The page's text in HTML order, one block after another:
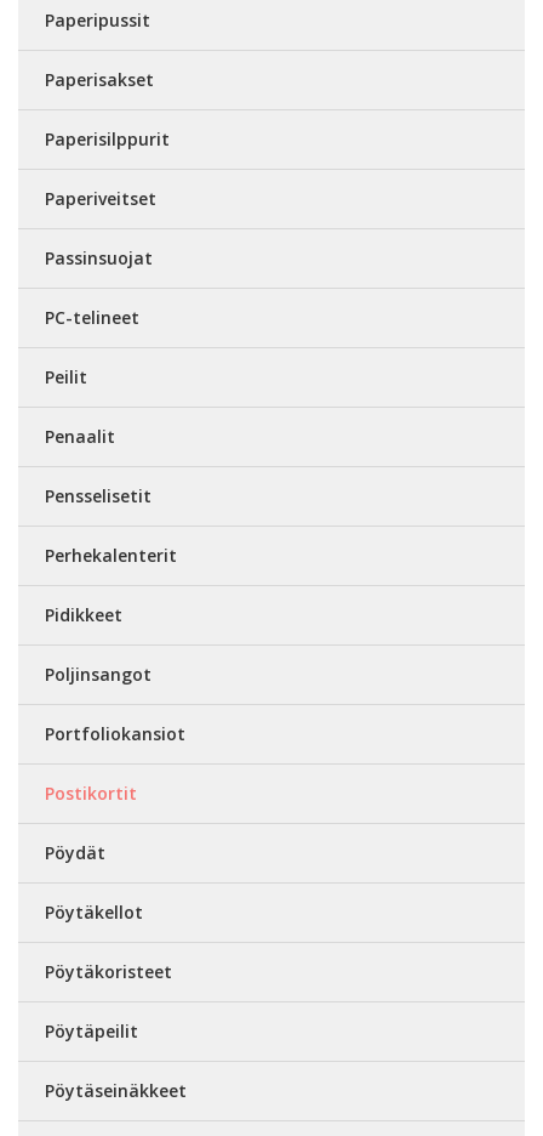
Paperipussit
Paperisakset
Paperisilppurit
Paperiveitset
Passinsuojat
PC-telineet
Peilit
Penaalit
Pensselisetit
Perhekalenterit
Pidikkeet
Poljinsangot
Portfoliokansiot
Postikortit
Pöydät
Pöytäkellot
Pöytäkoristeet
Pöytäpeilit
Pöytäseinäkkeet